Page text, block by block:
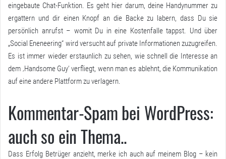
eingebaute Chat-Funktion. Es geht hier darum, deine Handynummer zu
ergattern und dir einen Knopf an die Backe zu labern, dass Du sie
persönlich anrufst – womit Du in eine Kostenfalle tappst. Und über
„Social Eneneering“ wird versucht auf private Informationen zuzugreifen.
Es ist immer wieder erstaunlich zu sehen, wie schnell die Interesse an
dem ‚Handsome Guy‘ verfliegt, wenn man es ablehnt, die Kommunikation
auf eine andere Plattform zu verlagern.
Kommentar-Spam bei WordPress:
auch so ein Thema..
Dass Erfolg Betrüger anzieht, merke ich auch auf meinem Blog – kein